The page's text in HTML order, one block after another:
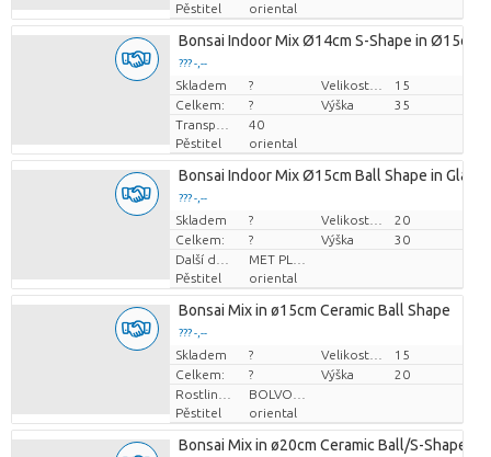
Pěstitel
oriental
Bonsai Indoor Mix Ø14cm S-Shape in Ø15cm
??? -,--
Cena za kus
Skladem ?
15
Celkem:
? Výška
35
40
Pěstitel
oriental
Bonsai Indoor Mix Ø15cm Ball Shape in Glass
??? -,--
Cena za kus
Skladem ?
20
Celkem:
? Výška
30
Pěstitel
oriental
Bonsai Mix in ø15cm Ceramic Ball Shape
??? -,--
Cena za kus
Skladem ?
15
Celkem:
? Výška
20
Pěstitel
oriental
Bonsai Mix in ø20cm Ceramic Ball/S-Shape